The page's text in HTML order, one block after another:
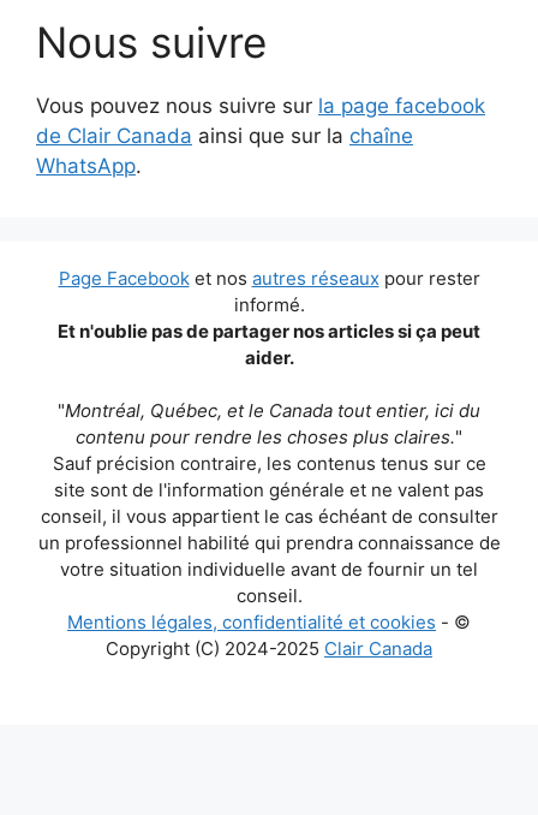
Nous suivre
Vous pouvez nous suivre sur la page facebook
de Clair Canada ainsi que sur la chaîne
WhatsApp.
Page Facebooket nos autres réseaux pour rester
informé.
Et n'oublie pas de partager nos articles si ça peut
aider.
"Montréal, Québec, et le Canada tout entier, ici du
contenu pour rendre les choses plus claires."
Sauf précision contraire, les contenus tenus sur ce
site sont de l'information générale et ne valent pas
conseil, il vous appartient le cas échéant de consulter
un professionnel habilité qui prendra connaissance de
votre situation individuelle avant de fournir un tel
conseil.
Mentions légales, confidentialité et cookies - ©
Copyright (C) 2024-2025 Clair Canada